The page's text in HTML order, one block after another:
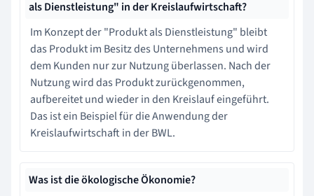
als Dienstleistung" in der Kreislaufwirtschaft?
Im Konzept der "Produkt als Dienstleistung" bleibt
das Produkt im Besitz des Unternehmens und wird
dem Kunden nur zur Nutzung überlassen. Nach der
Nutzung wird das Produkt zurückgenommen,
aufbereitet und wieder in den Kreislauf eingeführt.
Das ist ein Beispiel für die Anwendung der
Kreislaufwirtschaft in der BWL.
Was ist die ökologische Ökonomie?